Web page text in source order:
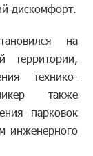
дискомфорт.
на
территории,
технико-
также
парковок
инженерного